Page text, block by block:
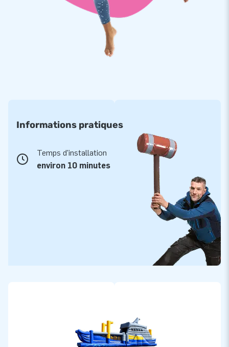
Informations pratiques
Temps d'installation
environ 10 minutes